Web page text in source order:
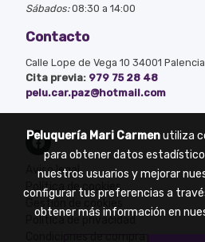
Sábados:08:30 a 14:00
Contacto
Calle Lope de Vega 10 34001 Palencia
Cita previa: 979 75 28 48
pelu.car.paz@hotmail.com
Aviso legal
Política de cookies
Gestión de cookies
Política de privacidad
Peluquería Mari Carmenutiliza
para obtener datos
nuestros usuarios y mejorar
configurar tus preferencias a
obtener más información en